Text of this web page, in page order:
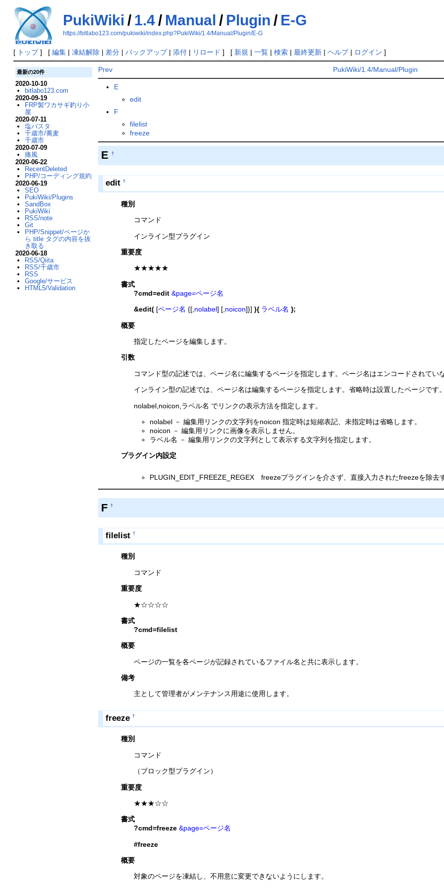
PukiWiki / 1.4/ Manual / Plugin / E-G
https://bitlabo123.com/pukiwiki/index.php?PukiWiki/1.4/Manual/Plugin/E-G
[ トップ] [ 編集| 凍結解除 | 差分| バックアップ| 添付| リロード ] [ 新規 | 一覧| 検索| 最終更新| ヘルプ| ログイン ]
Prev PukiWiki/1.4/Manual/Plugin
E
edit
F
filelist
freeze
E†
edit †
種別
コマンド
インライン型プラグイン
重要度
★★★★★
書式
?cmd=edit &page=ページ名
&edit([ページ名 {[,nolabel] [,noicon]}] ){ ラベル名 };
概要
指定したページを編集します。
引数
コマンド型の記述では、ページ名に編集するページを指定します。ページ名はエンコードされてい
インライン型の記述では、ページ名は編集するページを指定します。省略時は設置したページです。
nolabel,noicon,ラベル名 でリンクの表示方法を指定します。
nolabel － 編集用リンクの文字列をnoicon 指定時は短縮表記、未指定時は省略します。
noicon － 編集用リンクに画像を表示しません。
ラベル名 － 編集用リンクの文字列として表示する文字列を指定します。
プラグイン内設定
PLUGIN_EDIT_FREEZE_REGEX freezeプラグインを介さず、直接入力されたfreezeを除去
F†
filelist †
種別
コマンド
重要度
★☆☆☆☆
書式
?cmd=filelist
概要
ページの一覧を各ページが記録されているファイル名と共に表示します。
備考
主として管理者がメンテナンス用途に使用します。
freeze †
種別
コマンド
（ブロック型プラグイン）
重要度
★★★☆☆
書式
?cmd=freeze &page=ページ名
#freeze
概要
対象のページを凍結し、不用意に変更できないようにします。
最新の20件
2020-10-10
bitlabo123.com
2020-09-19
FRP製ワカサギ釣り小
屋
2020-07-11
塩パスタ
千歳市/蕎麦
千歳市
2020-07-09
痛風
2020-06-22
RecentDeleted
PHP/コーディング規約
2020-06-19
SEO
PukiWiki/Plugins
SandBox
PukiWiki
RSS/note
Git
PHP/Snippet/ページか
ら title タグの内容を抜
き取る
2020-06-18
RSS/Qiita
RSS/千歳市
RSS
Google/サービス
HTML5/Validation